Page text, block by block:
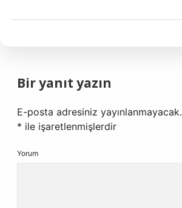
Bir yanıt yazın
E-posta adresiniz yayınlanmayacak.
* ile işaretlenmişlerdir
Yorum